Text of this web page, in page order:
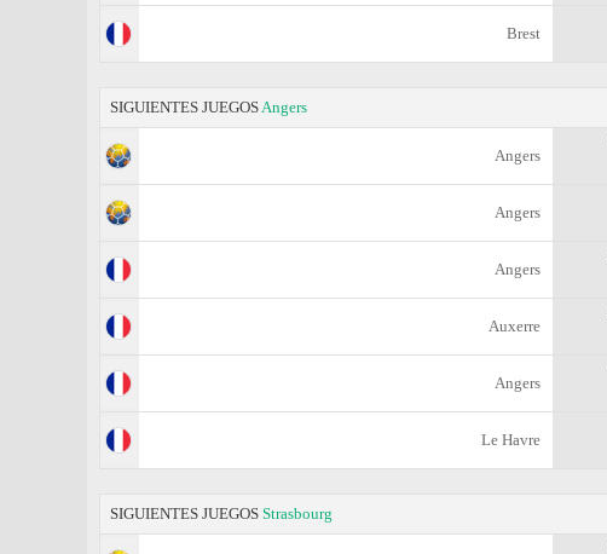
Brest
SIGUIENTES JUEGOSAngers
Angers
Angers
Angers
Auxerre
Angers
Le Havre
SIGUIENTES JUEGOS Strasbourg